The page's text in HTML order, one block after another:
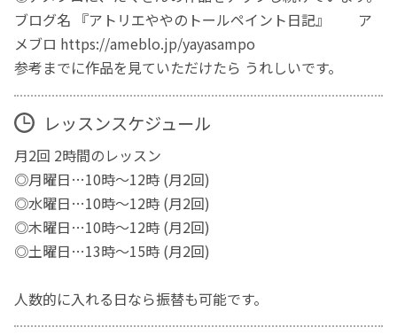
ブログ名 『アトリエややのトールペイント日記』 ア
メブロ https://ameblo.jp/yayasampo
参考までに作品を見ていただけたら うれしいです。
レッスンスケジュール
月2回 2時間のレッスン
◎月曜日…10時〜12時 (月2回)
◎水曜日…10時〜12時 (月2回)
◎木曜日…10時〜12時 (月2回)
◎土曜日…13時〜15時 (月2回)
人数的に入れる日なら振替も可能です。